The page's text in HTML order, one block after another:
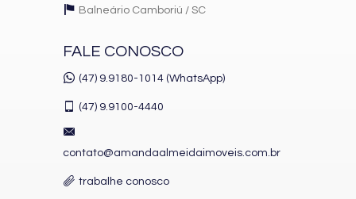
Balneário Camboriú / SC
FALE CONOSCO
(47) 9.9180-1014 (WhatsApp)
(47) 9.9100-4440
contato@amandaalmeidaimoveis.com.br
trabalhe conosco